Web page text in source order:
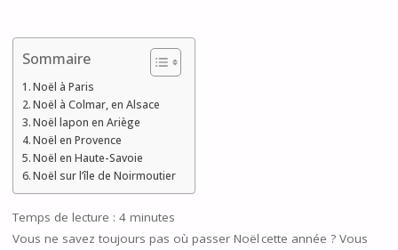
Sommaire
Noël à Paris
Noël à Colmar, en Alsace
Noël lapon en Ariège
Noël en Provence
Noël en Haute-Savoie
Noël sur l’île de Noirmoutier
Temps de lecture : 4 minutes
Vous ne savez toujours pas où passer Noël cette année ? Vous